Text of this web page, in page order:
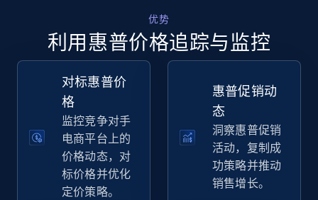
Walmart - products - Collects products by
specific keywords
URL, Final price, Sku, Currency, Gtin,
Specifications, Image urls, Top reviews, and
more.
5.6K+ 875+ 立即开始
优势
利用惠普价格追踪与监控
对标惠普价
格
监控竞争对手
电商平台上的
价格动态，对
标价格并优化
定价策略。
惠普促销动
态
洞察惠普促销
活动，复制成
功策略并推动
销售增长。